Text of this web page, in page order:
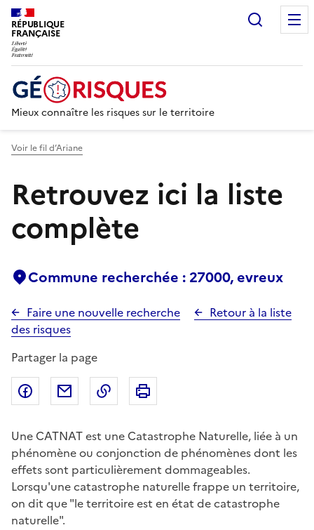
RÉPUBLIQUE
FRANÇAISE
Mieux connaître les risques sur le territoire
Voir le fil d’Ariane
Retrouvez ici la liste
complète
Commune recherchée : 27000, evreux
Faire une nouvelle recherche
Retour à la liste
des risques
Partager la page
Partager sur Facebook
Partager par emailCopier dans le presse-papier
Une CATNAT est une Catastrophe Naturelle, liée à un
phénomène ou conjonction de phénomènes dont les
effets sont particulièrement dommageables.
Lorsqu'une catastrophe naturelle frappe un territoire,
on dit que "le territoire est en état de catastrophe
naturelle".